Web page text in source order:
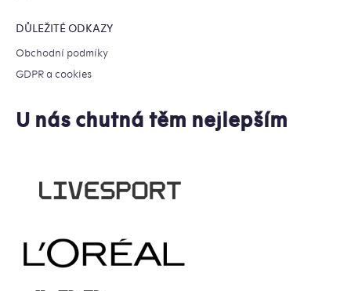
DŮLEŽITÉ ODKAZY
Obchodní podmíky
GDPR a cookies
U nás chutná těm nejlepším